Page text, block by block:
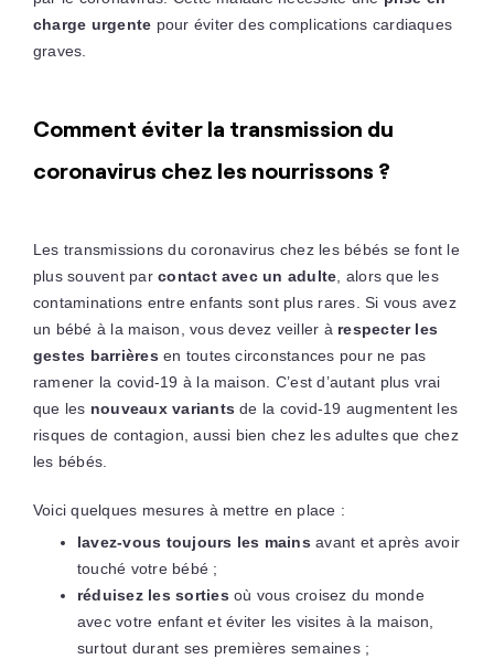
charge urgente pour éviter des complications cardiaques
graves.
Comment éviter la transmission du
coronavirus chez les nourrissons ?
Les transmissions du coronavirus chez les bébés se font le
plus souvent parcontact avec un adulte , alors que les
contaminations entre enfants sont plus rares. Si vous avez
un bébé à la maison, vous devez veiller à respecter les
gestes barrières en toutes circonstances pour ne pas
ramener la covid-19 à la maison. C’est d’autant plus vrai
que les nouveaux variants de la covid-19 augmentent les
risques de contagion, aussi bien chez les adultes que chez
les bébés.
Voici quelques mesures à mettre en place :
lavez-vous toujours les mains avant et après avoir
touché votre bébé ;
réduisez les sorties où vous croisez du monde
avec votre enfant et éviter les visites à la maison,
surtout durant ses premières semaines ;